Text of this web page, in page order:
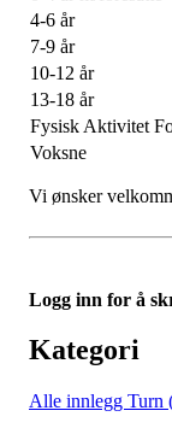
4-6 år
7-9 år
10-12 år
13-18 år
Fysisk Aktivitet
Voksne
Vi ønsker
Logg inn for å
Kategori
Alle innlegg Turn